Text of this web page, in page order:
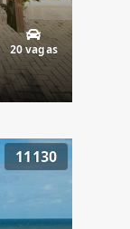
20 vagas
11130